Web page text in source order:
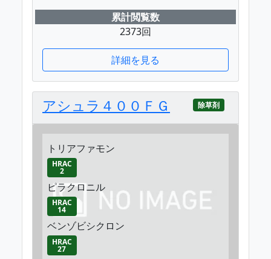
累計閲覧数
2373回
詳細を見る
アシュラ４００ＦＧ 除草剤
トリアファモン
HRAC
2
ピラクロニル
HRAC
14
ベンゾビシクロン
HRAC
27